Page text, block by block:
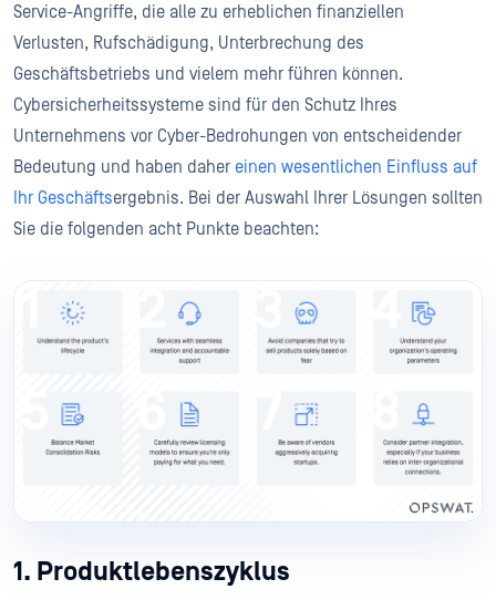
Service-Angriffe, die alle zu erheblichen finanziellen
Verlusten, Rufschädigung, Unterbrechung des
Geschäftsbetriebs und vielem mehr führen können.
Cybersicherheitssysteme sind für den Schutz Ihres
Unternehmens vor Cyber-Bedrohungen von entscheidender
Bedeutung und haben daher einen wesentlichen Einfluss auf
Ihr Geschäftsergebnis. Bei der Auswahl Ihrer Lösungen sollten
Sie die folgenden acht Punkte beachten:
1. Produktlebenszyklus